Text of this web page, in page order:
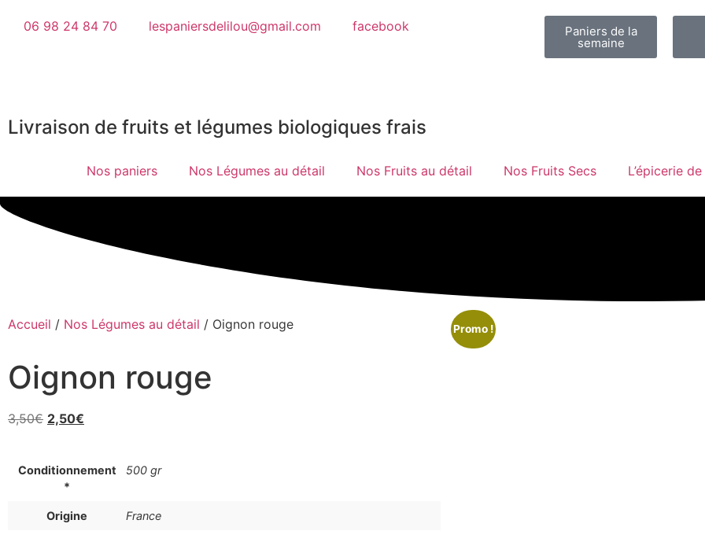
06 98 24 84 70 lespaniersdelilou@gmail.com facebook Paniers de la
semaine
Livraison de fruits et légumes biologiques frais
Nos paniers Nos Légumes au détail Nos Fruits au détail Nos Fruits Secs L’épicerie
Accueil / Nos Légumes au détail / Oignon rouge
Oignon rouge
3,50€ 2,50€
Conditionnement
*
500 gr
Origine France
Promo !